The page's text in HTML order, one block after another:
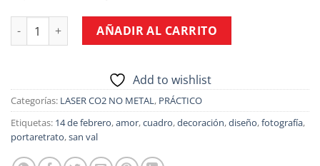
PORTARETRATO ROMPECABEZAS CORAZÓN PREMIUM cantidad
AÑADIR AL CARRITO
Add to wishlist
Categorías: LASER CO2 NO METAL, PRÁCTICO
Etiquetas: 14 de febrero,amor,cuadro,decoración,diseño,fotografía,
portaretrato,san val